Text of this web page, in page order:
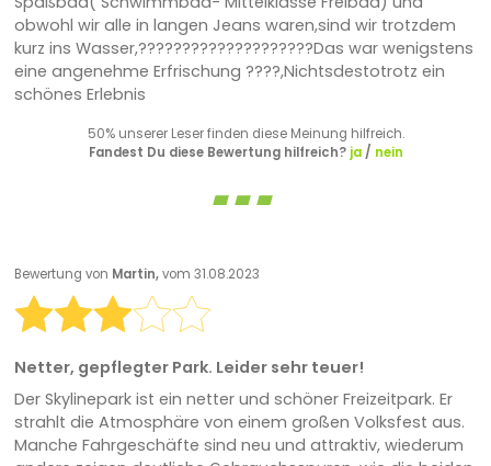
obwohl wir alle in langen Jeans waren,sind wir trotzdem
kurz ins Wasser,????????????????????Das war wenigstens
eine angenehme Erfrischung ????,Nichtsdestotrotz ein
schönes Erlebnis
50% unserer Leser finden diese Meinung hilfreich.
Fandest Du diese Bewertung hilfreich? ja/ nein
Bewertung von Martin,vom 31.08.2023
Netter, gepflegter Park. Leider sehr teuer!
Der Skylinepark ist ein netter und schöner Freizeitpark. Er
strahlt die Atmosphäre von einem großen Volksfest aus.
Manche Fahrgeschäfte sind neu und attraktiv, wiederum